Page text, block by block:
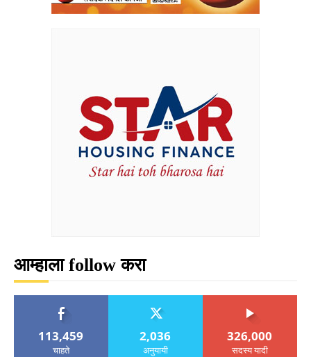
आम्हाला follow करा
113,459
चाहते
2,036
अनुयायी
326,000
सदस्य यादी